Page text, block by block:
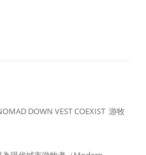
DOWN VEST COEXIST 游牧